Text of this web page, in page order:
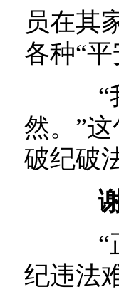
员在其
各种“平
“我
然。”
破纪破
“正
纪违法